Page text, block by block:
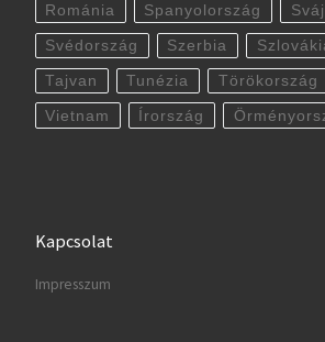
Románia Spanyolország
Svédország Szerbia
Tajvan Tunézia Törökország
Vietnam Írország
Kapcsolat
Impresszum